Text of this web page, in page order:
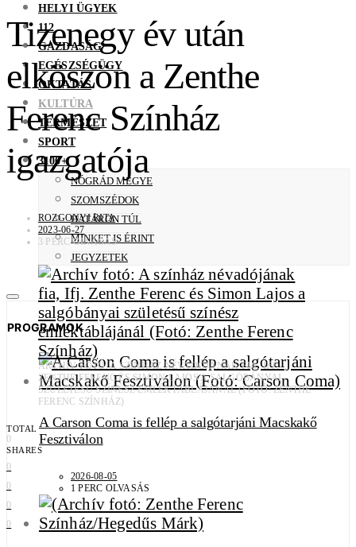
HELYI ÜGYEK
112
GAZDASÁG
EGÉSZSÉGÜGY
OKTATÁS
KULTÚRA
TERMÉSZET
SPORT
3100+
NÓGRÁD MEGYE
SZOMSZÉDOK
HATÁRON TÚL
MINKET IS ÉRINT
JEGYZETEK
PROGRAMOK
A Carson Coma is fellép a salgótarjáni Macskakő
Fesztiválon
2026-08-05
1 PERC OLVASÁS
Tizenegy év után
elköszön a Zenthe
Ferenc Színház
igazgatója
ROZGONYI RITA
2023-06-27
3 PERC OLVASÁS
ARCHÍV FOTÓ: A SZÍNHÁZ NÉVADÓJÁNAK FIA, IFJ.
ZENTHE FERENC ÉS SIMON LAJOS A SALGÓBÁNYAI
SZÜLETÉSŰ SZÍNÉSZ EMLÉKTÁBLÁJÁNÁL (FOTÓ: ZENTHE
FERENC SZÍNHÁZ)
TOTAL
0
SHARES
0
0
0
0